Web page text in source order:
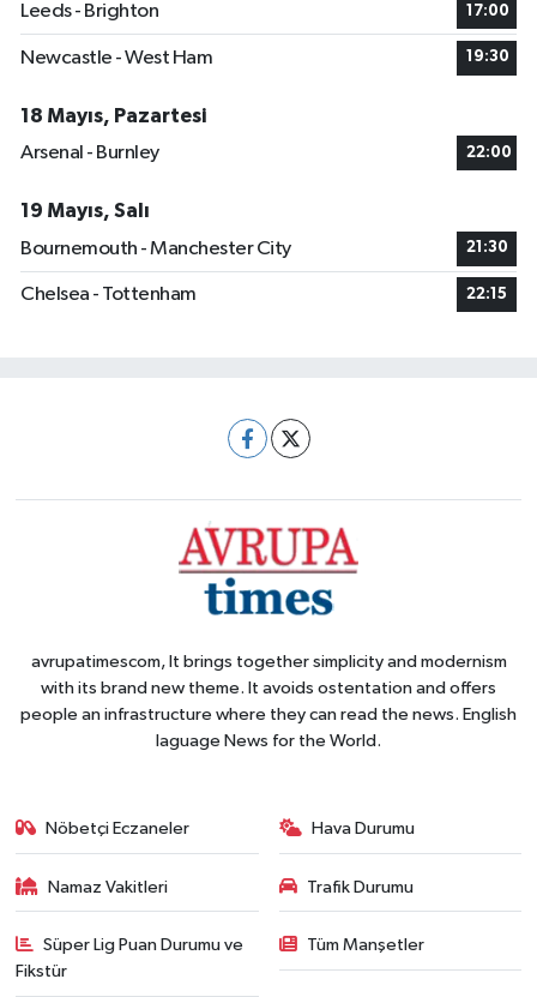
Leeds - Brighton 17:00
Newcastle - West Ham 19:30
18 Mayıs, Pazartesi
Arsenal - Burnley
22:00
19 Mayıs, Salı
Bournemouth - Manchester City
21:30
Chelsea - Tottenham 22:15
avrupatimescom, It brings together simplicity and modernism
with its brand new theme. It avoids ostentation and offers
people an infrastructure where they can read the news. English
laguage News for the World.
Nöbetçi Eczaneler Hava Durumu
Namaz Vakitleri Trafik Durumu
Süper Lig Puan Durumu ve
Fikstür
Tüm Manşetler